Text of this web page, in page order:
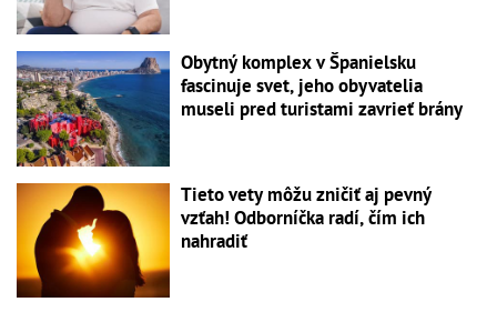
Obytný komplex v Španielsku
fascinuje svet, jeho obyvatelia
museli pred turistami zavrieť brány
Tieto vety môžu zničiť aj pevný
vzťah! Odborníčka radí, čím ich
nahradiť